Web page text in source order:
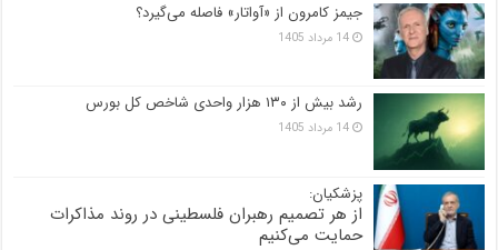
جیمز کامرون از «آواتار» فاصله می‌گیرد؟
14 مرداد 1405
رشد بیش از ۱۳۰ هزار واحدی شاخص کل بورس
14 مرداد 1405
پزشکیان:
از هر تصمیم رهبران فلسطینی در روند مذاکرات
حمایت می‌کنیم